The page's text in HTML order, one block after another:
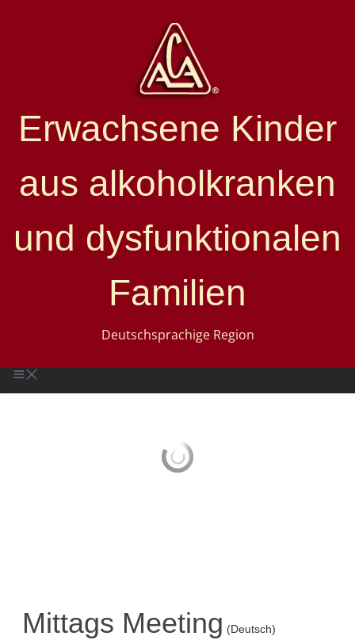
Erwachsene Kinder
aus alkoholkranken
und dysfunktionalen
Familien
Deutschsprachige Region
Mittags Meeting (Deutsch)